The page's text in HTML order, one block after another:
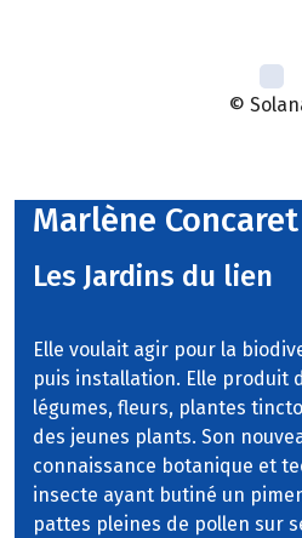
©
Marlène Concaret
Les Jardins du lien
Elle voulait agir pour la
puis installation. Elle produit
légumes, fleurs, plantes
des jeunes plants. Son
connaissance botanique et
insecte ayant butiné un
pattes pleines de pollen sur